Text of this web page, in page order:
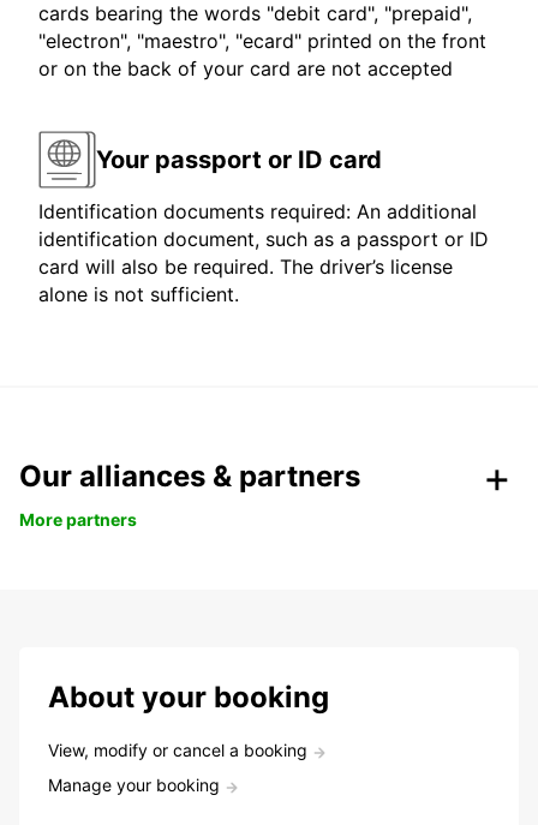
cards bearing the words "debit card", "prepaid",
"electron", "maestro", "ecard" printed on the front
or on the back of your card are not accepted
Your passport or ID card
Identification documents required: An additional
identification document, such as a passport or ID
card will also be required. The driver’s license
alone is not sufficient.
Our alliances & partners
More partners
About your booking
View, modify or cancel a booking
Manage your booking